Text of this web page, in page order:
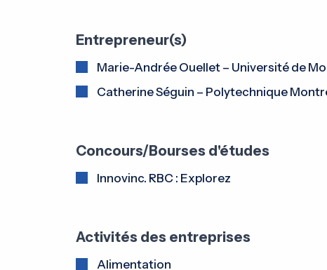
Entrepreneur(s)
Marie-Andrée Ouellet – Université de
Catherine Séguin – Polytechnique
Concours/Bourses d'études
Innovinc. RBC : Explorez
Activités des entreprises
Alimentation